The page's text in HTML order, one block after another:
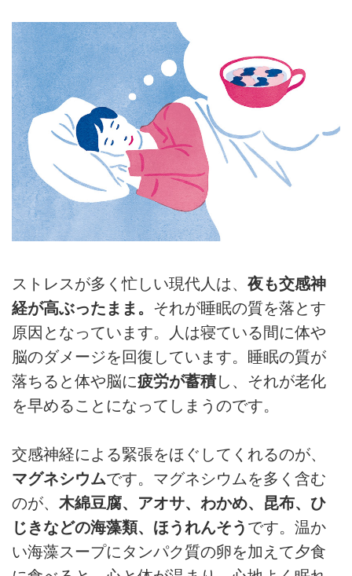
ストレスが多く忙しい現代人は、 夜も交感神
経が高ぶったまま。 それが睡眠の質を落とす
原因となっています。人は寝ている間に体や
脳のダメージを回復しています。睡眠の質が
落ちると体や脳に疲労が蓄積し、それが老化
を早めることになってしまうのです。
交感神経による緊張をほぐしてくれるのが、
マグネシウムです。マグネシウムを多く含む
のが、 木綿豆腐、アオサ、わかめ、昆布、ひ
じきなどの海藻類、ほうれんそう です。温か
い海藻スープにタンパク質の卵を加えて夕食